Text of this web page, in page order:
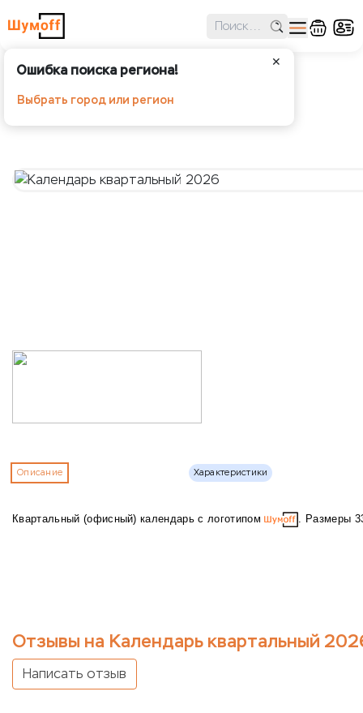
✕
Ошибка поиска региона!
Выбрать город или регион
Описание Характеристики
Квартальный (офисный) календарь с логотипом . Размеры
Отзывы на Календарь квартальный
Написать отзыв